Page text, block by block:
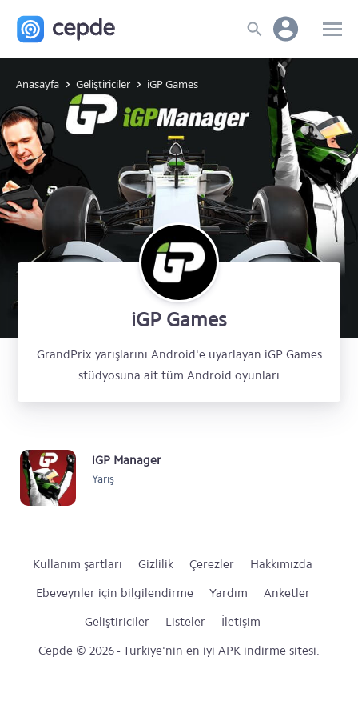
Anasayfa Geliştiriciler iGP Games
iGP Games
GrandPrix yarışlarını Android'e uyarlayan iGP Games
stüdyosuna ait tüm Android oyunları
iGP Manager
Yarış
Kullanım şartları Gizlilik Çerezler
Hakkımızda
Ebeveynler için bilgilendirme
Yardım
Anketler
Geliştiriciler
Listeler
İletişim
Cepde © 2026 - Türkiye'nin en iyi APK indirme sitesi.